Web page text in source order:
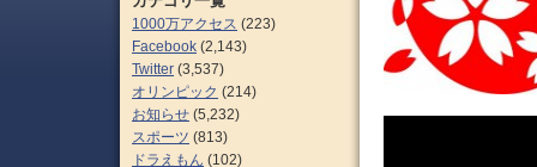
1000万アクセス (223)
Facebook (2,143)
Twitter (3,537)
オリンピック (214)
お知らせ (5,232)
スポーツ (813)
ドラえもん (102)